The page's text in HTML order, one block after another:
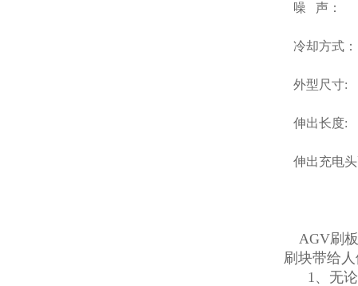
噪 声：
冷却方式
外型尺寸:
伸出长度:
伸出充电头
AGV刷板
刷块带给
1、无论